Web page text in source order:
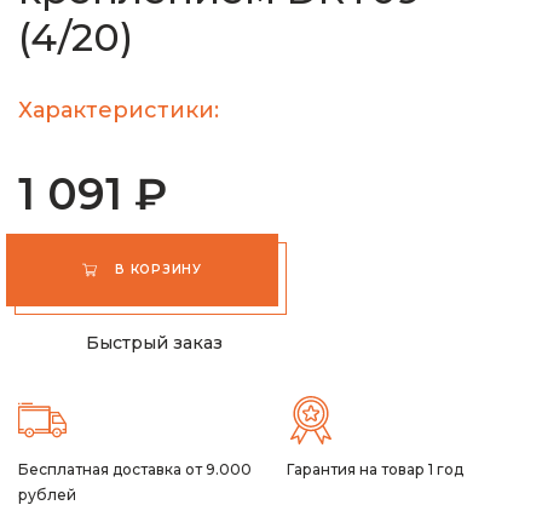
(4/20)
Характеристики:
1 091 ₽
В КОРЗИНУ
Быстрый заказ
Бесплатная доставка от 9.000
рублей
Гарантия на товар 1 год